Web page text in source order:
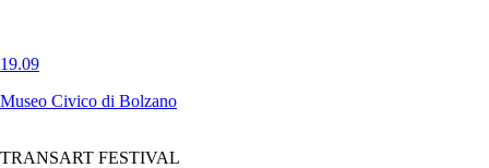
19.09
Museo Civico di Bolzano
TRANSART FESTIVAL